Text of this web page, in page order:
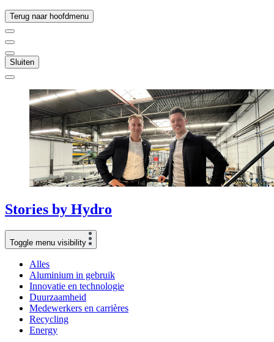
Terug naar hoofdmenu
Sluiten
Stories by Hydro
Toggle menu visibility
Alles
Aluminium in gebruik
Innovatie en technologie
Duurzaamheid
Medewerkers en carrières
Recycling
Energy